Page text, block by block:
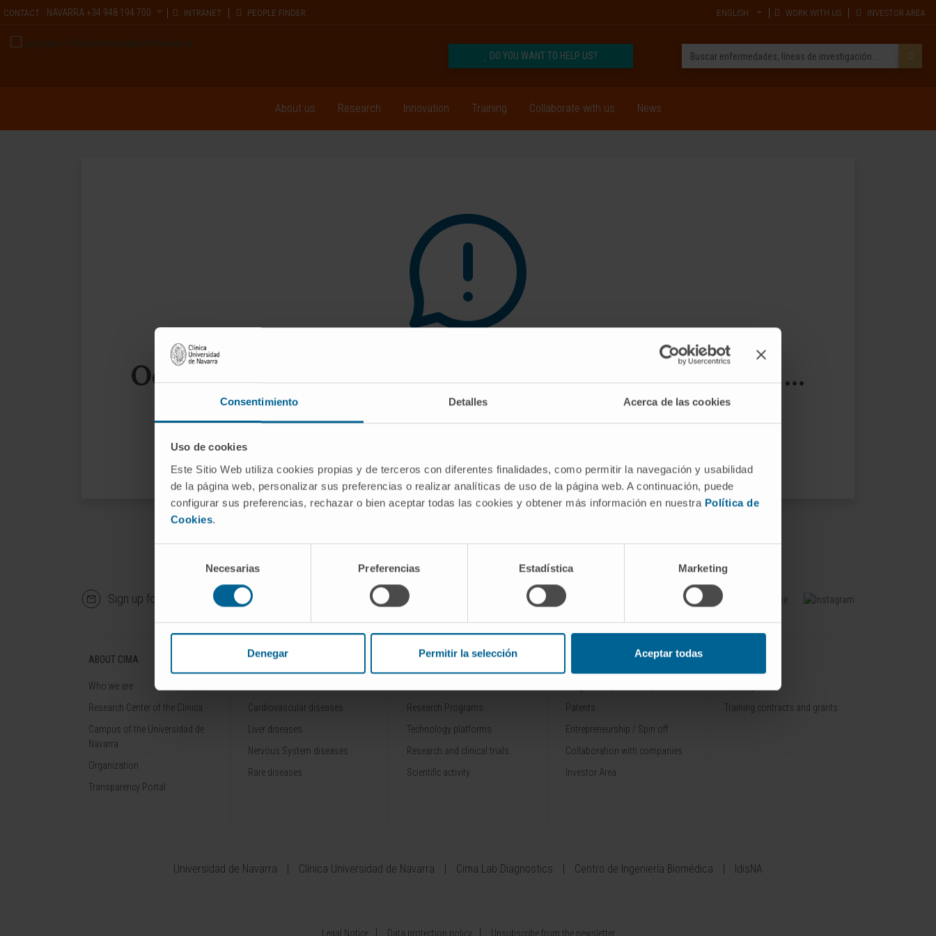
Consentimiento Detalles Acerca de las cookies
Uso de cookies
Este Sitio Web utiliza cookies propias y de terceros con diferentes finalidades, como permitir la navegación y usabilidad
de la página web, personalizar sus preferencias o realizar analíticas de uso de la página web. A continuación, puede
configurar sus preferencias, rechazar o bien aceptar todas las cookies y obtener más información en nuestra Política de
Cookies.
consentimiento
Necesarias Preferencias Estadística Marketing
Denegar Permitir la selección Aceptar todas
CONTACT NAVARRA +34 948 194 700 INTRANET PEOPLE FINDER ENGLISH WORK WITH US INVESTOR AREA
DO YOU WANT TO HELP US?
About us Research Innovation Training Collaborate with us News
Oops, the page you are looking for does not exist ...
Sign up for our newsletter Follow us
ABOUT CIMA
Who we are
Research Center of the Clinica
Campus of the Universidad de
Navarra
Organization
Transparency Portal
DISEASES
Cardiovascular diseases
Liver diseases
Nervous System diseases
Rare diseases
RESEARCH
Research Programs
Technology platforms
Research and clinical trials
Scientific activity
Patents
Entrepreneurship / Spin off
Collaboration with companies
Investor Area
Training contracts and grants
Universidad de Navarra Clínica Universidad de Navarra Cima Lab Diagnostics Centro de Ingeniería Biomédica IdisNA
Legal Notice Data protection policy Unsubscribe from the newsletter